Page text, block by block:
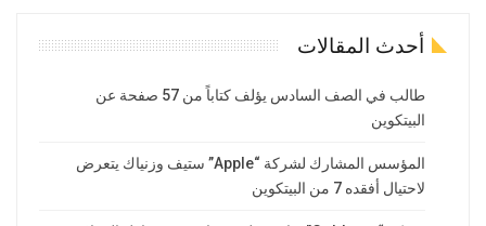
أحدث المقالات
طالب في الصف السادس يؤلف كتاباً من 57 صفحة عن
البيتكوين
المؤسس المشارك لشركة “Apple” ستيف وزنياك يتعرض
لاحتيال أفقده 7 من البيتكوين